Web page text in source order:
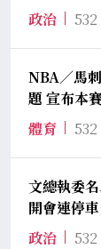
政治
NBA／馬
題 宣布本
體育
文總執委
開會連停
政治